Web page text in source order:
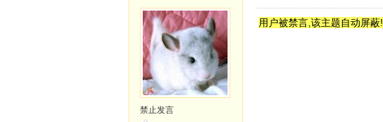
禁止发言
用户被禁言,该主题自动屏蔽!